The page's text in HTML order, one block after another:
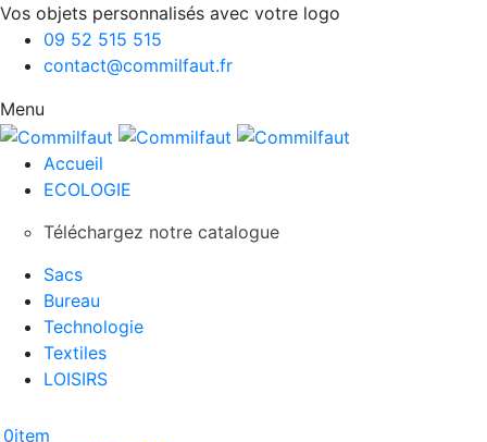
Vos objets personnalisés avec votre logo
09 52 515 515
contact@commilfaut.fr
Menu
Accueil
ECOLOGIE
Téléchargez notre catalogue
Sacs
Bureau
Technologie
Textiles
LOISIRS
0item